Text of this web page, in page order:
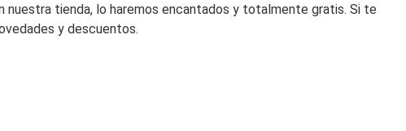
tienda, lo haremos encantados y totalmente gratis. Si te
y descuentos.